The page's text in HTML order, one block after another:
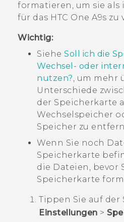
formatieren, um sie
für das HTC One A9s zu
Wichtig:
Siehe Soll ich die
Wechsel- oder
nutzen?, um mehr
Unterschiede
der Speicherkarte
Wechselspeicher
Speicher zu
Wenn Sie noch
Speicherkarte
die Dateien, bevor
Speicherkarte
Tippen Sie auf der
Einstellungen >